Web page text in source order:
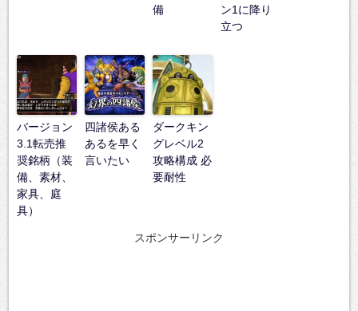
備
ン1に降り
立つ
バージョン
3.1転売推
奨銘柄（装
備、素材、
家具、庭
具）
四諸侯ある
あるを早く
言いたい
ダークキン
グレベル2
攻略構成 必
要耐性
スポンサーリンク